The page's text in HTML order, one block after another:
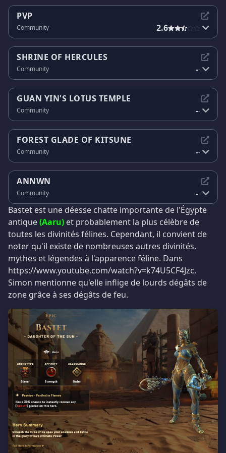
PVP
Community 2.6
SHRINE OF HERCULES
Community --
GUAN YIN'S LOTUS TEMPLE
Community --
FOREST GLADE OF KITSUNE
Community --
ANNWN
Community --
Bastet est une déesse chatte importante de l'Égypte
antique(Aaru) et probablement la plus célèbre de
toutes les divinités félines. Cependant, il convient de
noter qu'il existe de nombreuses autres divinités,
mythes et légendes à l'apparence féline. Dans
https://www.youtube.com/watch?v=k74U5CF4Jzc,
Simon mentionne qu'elle inflige de lourds dégâts de
zone grâce à ses dégâts de feu.